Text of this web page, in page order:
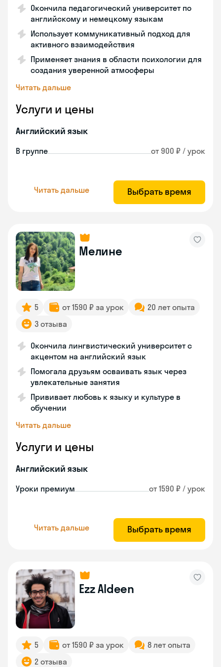
Окончила педагогический университет по
английскому и немецкому языкам
Использует коммуникативный подход для
активного взаимодействия
Применяет знания в области психологии для
создания уверенной атмосферы
Читать дальше
Услуги и цены
Английский язык
В группе от 900 ₽ / урок
Читать дальше Выбрать время
Мелине
5 от 1590 ₽ за урок
20 лет опыта
3 отзыва
Окончила лингвистический университет с
акцентом на английский язык
Помогала друзьям осваивать язык через
увлекательные занятия
Прививает любовь к языку и культуре в
обучении
Читать дальше
Услуги и цены
Английский язык
Уроки премиум от 1590 ₽ / урок
Читать дальше Выбрать время
Ezz Aldeen
5 от 1590 ₽ за урок
8 лет опыта
2 отзыва